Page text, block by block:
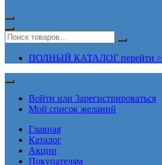
ПОЛНЫЙ КАТАЛОГ перейти >
Войти или Зарегистрироваться
Мой список желаний
Главная
Каталог
Акции
Покупателям